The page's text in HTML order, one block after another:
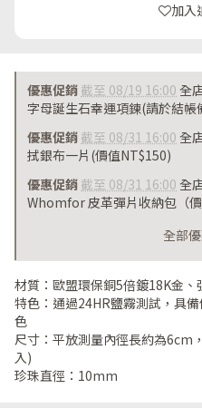
加入
優惠促銷 截至 08/19 16:00 全
字母誕生石幸運項鍊(請於結
優惠促銷 截至 08/31 16:00 全
拭銀布一片(價值NT$150)
優惠促銷 截至 08/31 16:00 全
Whomfor 皮革彈片收納包（價
全部
材質：歐盟環保銅5倍鍍18K金、
特色：通過24HR鹽霧測試，具
色
尺寸：平放測量內徑長約為6cm
入)
珍珠直徑：10mm